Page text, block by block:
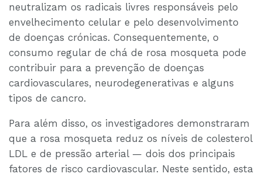
neutralizam os radicais livres responsáveis pelo
envelhecimento celular e pelo desenvolvimento
de doenças crónicas. Consequentemente, o
consumo regular de chá de rosa mosqueta pode
contribuir para a prevenção de doenças
cardiovasculares, neurodegenerativas e alguns
tipos de cancro.
Para além disso, os investigadores demonstraram
que a rosa mosqueta reduz os níveis de colesterol
LDL e de pressão arterial — dois dos principais
fatores de risco cardiovascular. Neste sentido, esta